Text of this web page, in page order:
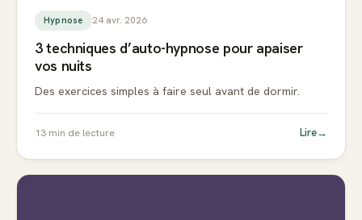
Hypnose 24 avr. 2026
3 techniques d’auto-hypnose pour apaiser
vos nuits
Des exercices simples à faire seul avant de dormir.
13 min de lecture Lire→